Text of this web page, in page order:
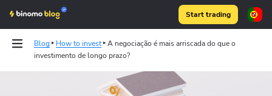
Start trading
Blog How to invest
A negociação é mais arriscada do que o
investimento de longo prazo?